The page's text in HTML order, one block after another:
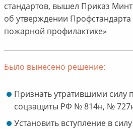
стандартов, вышел Приказ
об утверждении
пожарной профилактике»
Было вынесено решение:
Признать утратившими силу
соцзащиты РФ № 814н, №
Установить вступление в